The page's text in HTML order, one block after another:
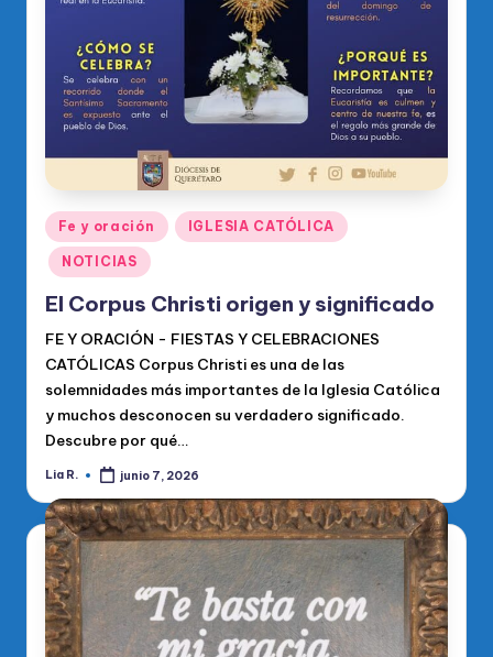
Publicado
en
Fe y oración IGLESIA CATÓLICA
NOTICIAS
El Corpus Christi origen y significado
FE Y ORACIÓN - FIESTAS Y CELEBRACIONES
CATÓLICAS Corpus Christi es una de las
solemnidades más importantes de la Iglesia Católica
y muchos desconocen su verdadero significado.
Descubre por qué…
Publicado
Lia R. junio 7, 2026